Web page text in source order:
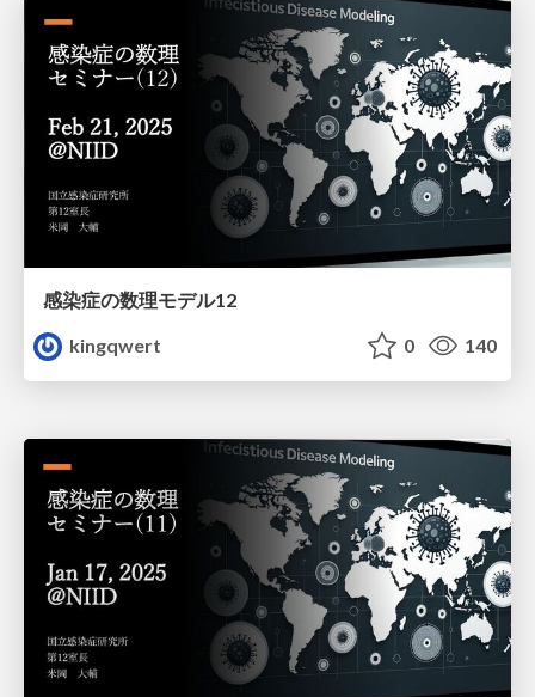
感染症の数理モデル12
kingqwert
0 140